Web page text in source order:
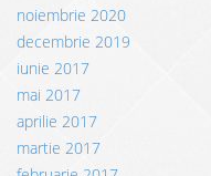
noiembrie 2020
decembrie 2019
iunie 2017
mai 2017
aprilie 2017
martie 2017